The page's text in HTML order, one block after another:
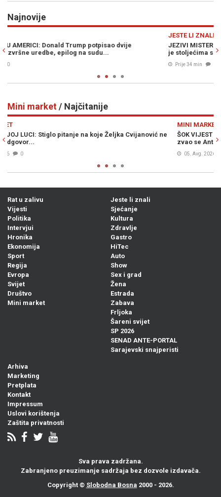
Najnovije
JEZIVI MISTERIJ: Zašto je iznenada nestao superiorni narod koji
je stoljećima suvereno vladao...
Mini market/ Najčitanije
MINI MARKET
ŠOK VIJEST KOJA JE UZDRMALA SRBIJU: Vučićev djed iz Bugojna
zvao se Ante
05. Avg. 2026
Rat u zalivu
Vijesti
Politika
Intervjui
Hronika
Ekonomija
Sport
Regija
Evropa
Svijet
Društvo
Mini market
Jeste li znali
Sjećanje
Kultura
Zdravlje
Gastro
HiTec
Auto
Show
Sex i grad
Žena
Estrada
Zabava
Frljoka
Šareni svijet
SP 2026
SENAD ANTE-PORTAL
Sarajevski snajperisti
Arhiva
Marketing
Pretplata
Kontakt
Impressum
Uslovi korištenja
Zaštita privatnosti
Sva prava zadržana.
Zabranjeno preuzimanje sadržaja bez dozvole izdavača.
Copyright © Slobodna Bosna 2000 - 2026.